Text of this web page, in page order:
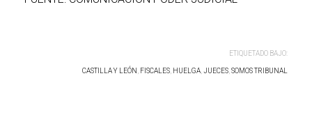
ETIQUETADO BAJO:
CASTILLA Y LEÓN FISCALES HUELGA JUECES SOMOS TRIBUNAL